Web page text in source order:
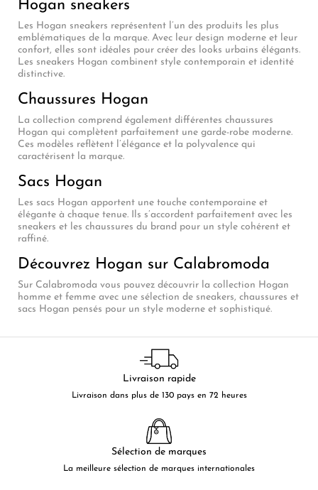
Hogan sneakers
Les Hogan sneakers représentent l’un des produits les plus
emblématiques de la marque. Avec leur design moderne et leur
confort, elles sont idéales pour créer des looks urbains élégants.
Les sneakers Hogan combinent style contemporain et identité
distinctive.
Chaussures Hogan
La collection comprend également différentes chaussures
Hogan qui complètent parfaitement une garde-robe moderne.
Ces modèles reflètent l’élégance et la polyvalence qui
caractérisent la marque.
Sacs Hogan
Les sacs Hogan apportent une touche contemporaine et
élégante à chaque tenue. Ils s’accordent parfaitement avec les
sneakers et les chaussures du brand pour un style cohérent et
raffiné.
Découvrez Hogan sur Calabromoda
Sur Calabromoda vous pouvez découvrir la collection Hogan
homme et femme avec une sélection de sneakers, chaussures et
sacs Hogan pensés pour un style moderne et sophistiqué.
Livraison rapide
Livraison dans plus de 130 pays en 72 heures
Sélection de marques
La meilleure sélection de marques internationales